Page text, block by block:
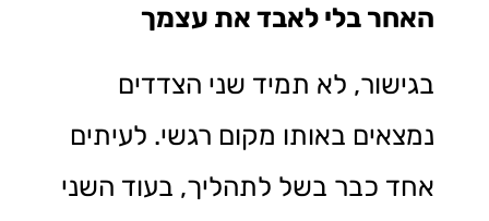
האחר בלי לאבד את עצמך
בגישור, לא תמיד שני הצדדים
נמצאים באותו מקום רגשי. לעיתים
אחד כבר בשל לתהליך, בעוד השני